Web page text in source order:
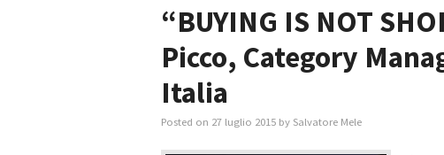
“BUYING IS NOT
Picco, Category
Italia
Posted on 27 luglio 2015 by Salvatore Mele